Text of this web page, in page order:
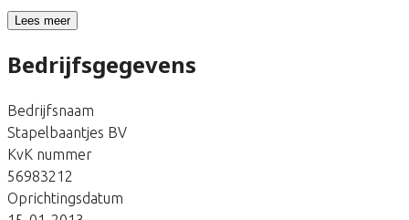
Lees meer
Bedrijfsgegevens
Bedrijfsnaam
Stapelbaantjes BV
KvK nummer
56983212
Oprichtingsdatum